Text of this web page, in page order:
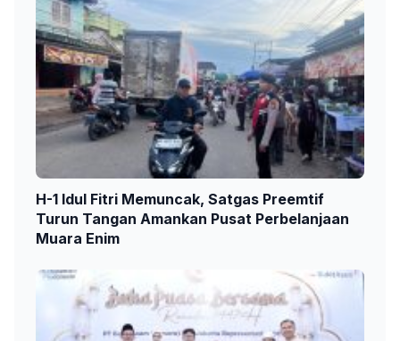
H-1 Idul Fitri Memuncak, Satgas Preemtif
Turun Tangan Amankan Pusat Perbelanjaan
Muara Enim